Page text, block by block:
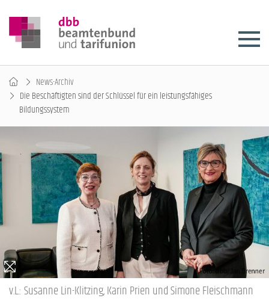
News-Archiv
Die Beschäftigten sind der Schlüssel für ein leistungsfähiges
Bildungssystem
v.L.: Susanne Lin-Klitzing, Karin Prien und Simone Fleischmann